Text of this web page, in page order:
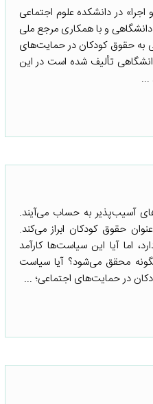
در دانشکده علوم اجتماعی
و با همکاری مرجع ملی
به حقوق کودکان در حمایت‌های
تألیف شده است در این
...
آسیب‌پذیر به حساب می‌آیند.
حقوق کودکان ابراز می‌کند.
اما آیا این سیاست‌ها کارآمد
محقق می‌شود؟ آیا سیاست
در حمایت‌های اجتماعی؛ ...